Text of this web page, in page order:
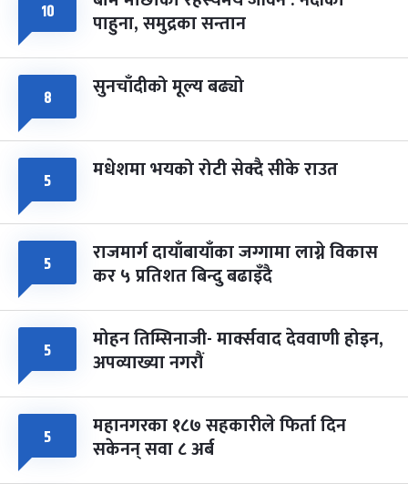
८ फागुपूर्णिमा
चैत्र ८, २०८३-Mar 22, 2027
७ महिना बाँकी
१० पाहुना, समुद्रका सन्तान
८ सुनचाँदीको मूल्य बढ्यो
५ मधेशमा भयको रोटी सेक्दै सीके राउत
५ राजमार्ग दायाँबायाँका जग्गामा लाग्ने विकास
कर ५ प्रतिशत बिन्दु बढाइँदै
५ मोहन तिम्सिनाजी- मार्क्सवाद देववाणी होइन,
अपव्याख्या नगरौं
५ महानगरका १८७ सहकारीले फिर्ता दिन
सकेनन् सवा ८ अर्ब